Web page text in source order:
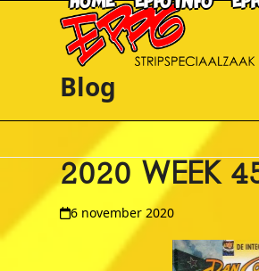
Blog
2020 WEEK
6 november 2020